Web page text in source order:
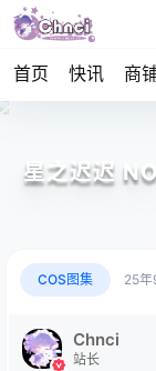
首页 快讯 商
星之迟迟
COS图集 25年
Chnci
站长